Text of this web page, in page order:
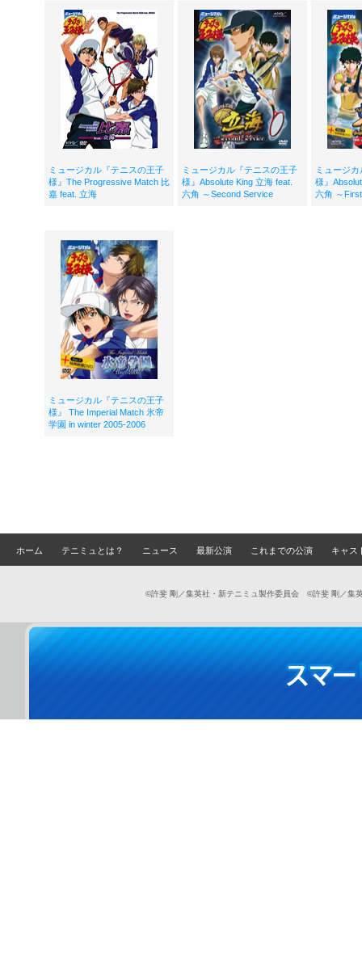
ミュージカル『テニスの王子
様』The Progressive Match 比
嘉 feat. 立海
ミュージカル『テニスの王子
様』Absolute King 立海 feat.
六角 ～Second Service
ミュージ
様』
六角 ～
ミュージカル『テニスの王子
様』 The Imperial Match 氷帝
学園 in winter 2005-2006
ホーム テニミュとは？ ニュース 最新公演 これまでの公演 キャス
©許斐 剛／集英社・新テニミュ製作委員会 ©許斐 剛／集